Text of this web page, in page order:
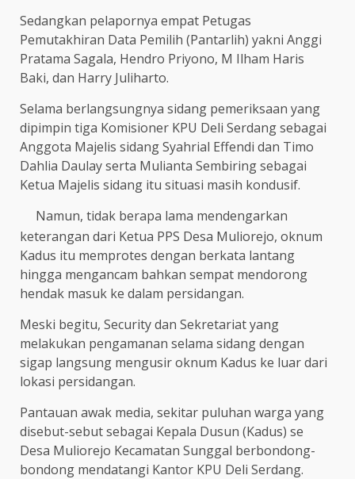
Sedangkan pelapornya empat Petugas
Pemutakhiran Data Pemilih (Pantarlih) yakni Anggi
Pratama Sagala, Hendro Priyono, M Ilham Haris
Baki, dan Harry Juliharto.
Selama berlangsungnya sidang pemeriksaan yang
dipimpin tiga Komisioner KPU Deli Serdang sebagai
Anggota Majelis sidang Syahrial Effendi dan Timo
Dahlia Daulay serta Mulianta Sembiring sebagai
Ketua Majelis sidang itu situasi masih kondusif.
Namun, tidak berapa lama mendengarkan
keterangan dari Ketua PPS Desa Muliorejo, oknum
Kadus itu memprotes dengan berkata lantang
hingga mengancam bahkan sempat mendorong
hendak masuk ke dalam persidangan.
Meski begitu, Security dan Sekretariat yang
melakukan pengamanan selama sidang dengan
sigap langsung mengusir oknum Kadus ke luar dari
lokasi persidangan.
Pantauan awak media, sekitar puluhan warga yang
disebut-sebut sebagai Kepala Dusun (Kadus) se
Desa Muliorejo Kecamatan Sunggal berbondong-
bondong mendatangi Kantor KPU Deli Serdang.